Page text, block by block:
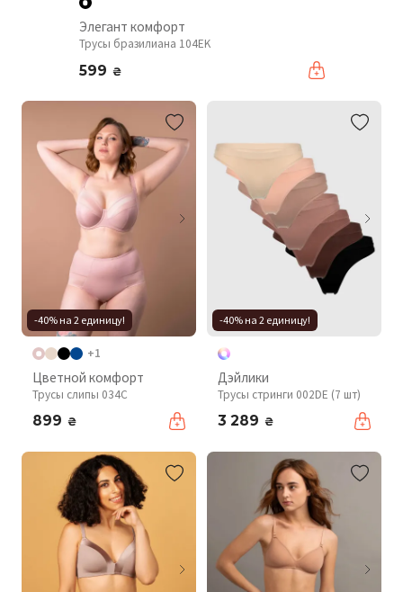
Элегант комфорт
Трусы бразилиана 104EK
599 ₴
-40% на 2 единицу!
+1
Цветной комфорт
Трусы слипы 034C
899 ₴
-40% на 2 единицу!
Дэйлики
Трусы стринги 002DE (7 шт)
3 289 ₴